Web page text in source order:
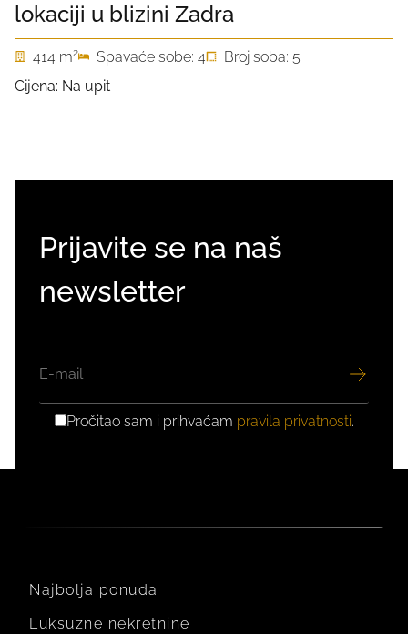
lokaciji u blizini Zadra
414 m2 Spavaće sobe: 4
Broj soba: 5
Cijena: Na upit
Prijavite se na naš
newsletter
GDPRPročitao sam i prihvaćam pravila privatnosti.
Najbolja ponuda
Luksuzne nekretnine